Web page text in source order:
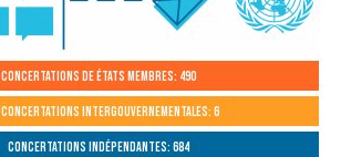
Concertations de États membres: 490
Concertations intergouvernementales: 6
Concertations indépendantes: 684